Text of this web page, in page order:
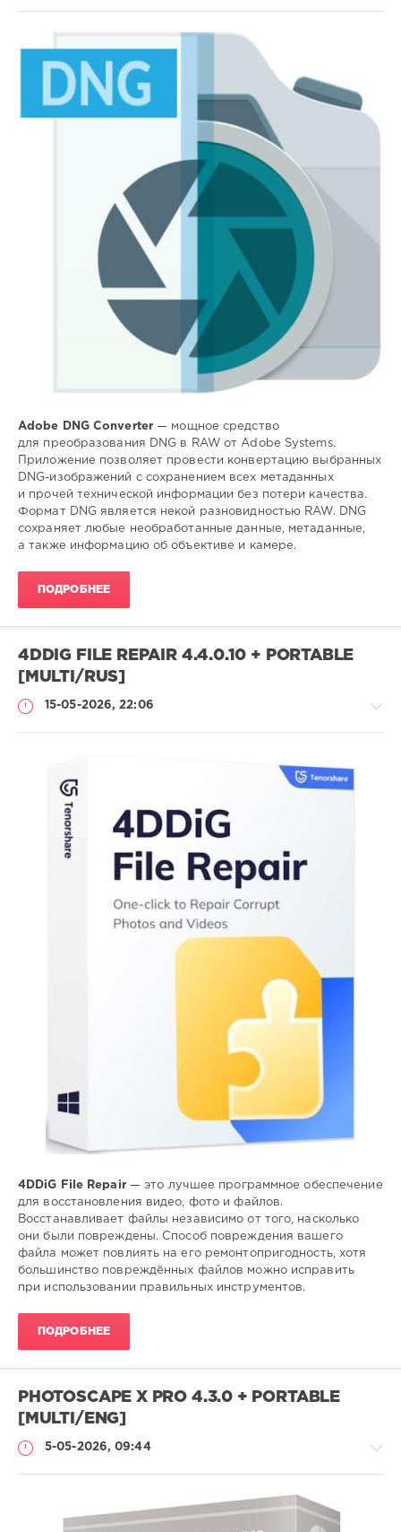
Софт
SamDel
конвертер
Adobe DNG Converter— мощное средство
для преобразования DNG в RAW от Adobe Systems.
Приложение позволяет провести конвертацию выбранных
DNG-изображений с сохранением всех метаданных
и прочей технической информации без потери качества.
Формат DNG является некой разновидностью RAW. DNG
сохраняет любые необработанные данные, метаданные,
а также информацию об объективе и камере.
ПОДРОБНЕЕ
4DDIG FILE REPAIR 4.4.0.10 + PORTABLE
[MULTI/RUS]
15-05-2026, 22:06
Софт
SamDel
восстановление ,
повреждённого,
4DDiG File Repair— это лучшее программное обеспечение
для восстановления видео, фото и файлов.
Восстанавливает файлы независимо от того, насколько
они были повреждены. Способ повреждения вашего
файла может повлиять на его ремонтопригодность, хотя
большинство повреждённых файлов можно исправить
при использовании правильных инструментов.
ПОДРОБНЕЕ
PHOTOSCAPE X PRO 4.3.0 + PORTABLE
[MULTI/ENG]
5-05-2026, 09:44